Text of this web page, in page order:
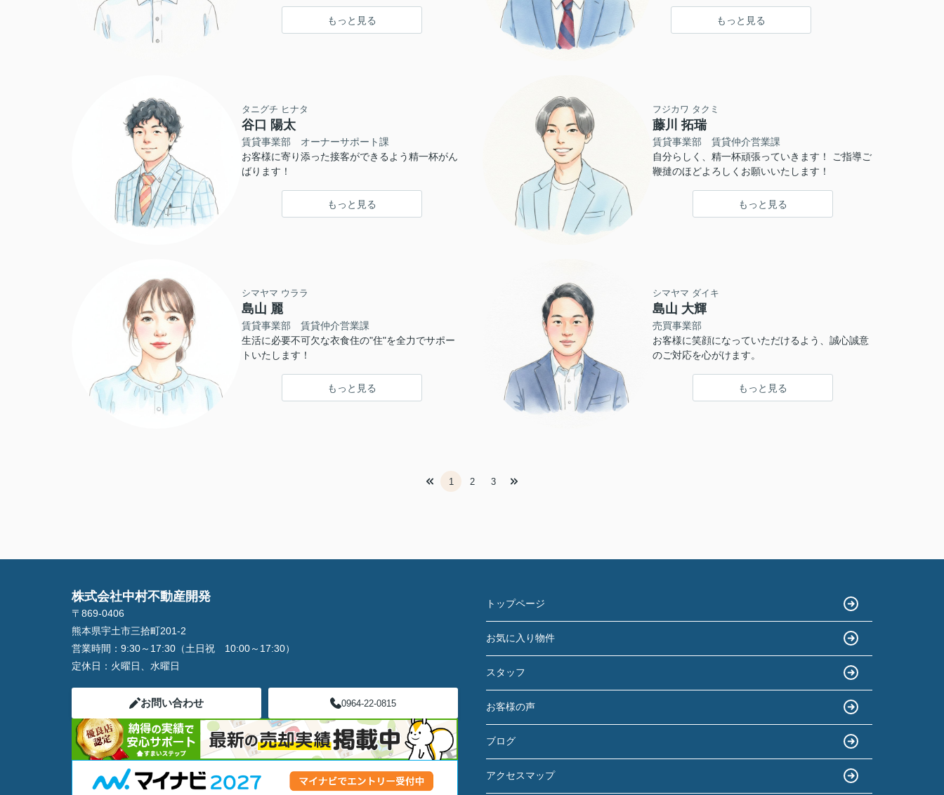
もっと見る もっと見る
タニグチ ヒナタ
谷口 陽太
賃貸事業部 オーナーサポート課
お客様に寄り添った接客ができるよう精一杯がん
ばります！
もっと見る
フジカワ タクミ
藤川 拓瑞
賃貸事業部 賃貸仲介営業課
自分らしく、精一杯頑張っていきます！ ご指導ご
鞭撻のほどよろしくお願いいたします！
もっと見る
シマヤマ ウララ
島山 麗
賃貸事業部 賃貸仲介営業課
生活に必要不可欠な衣食住の"住"を全力でサポー
トいたします！
もっと見る
シマヤマ ダイキ
島山 大輝
売買事業部
お客様に笑顔になっていただけるよう、誠心誠意
のご対応を心がけます。
もっと見る
1 2 3
株式会社中村不動産開発
〒869-0406
熊本県宇土市三拾町201-2
営業時間： 9:30～17:30（土日祝 10:00～17:30）
定休日： 火曜日、水曜日
お問い合わせ 0964-22-0815
トップページ
お気に入り物件
スタッフ
お客様の声
ブログ
アクセスマップ